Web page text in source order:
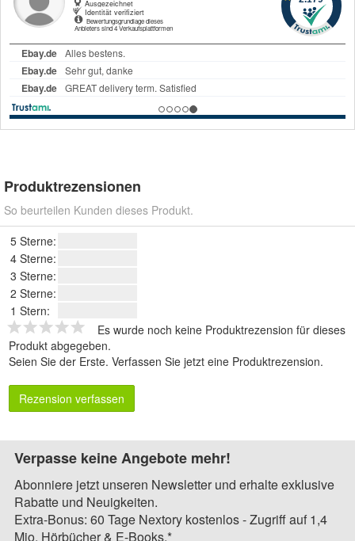
Produktrezensionen
So beurteilen Kunden dieses Produkt.
5 Sterne:
4 Sterne:
3 Sterne:
2 Sterne:
1 Stern:
Es wurde noch keine Produktrezension für dieses
Produkt abgegeben.
Seien Sie der Erste. Verfassen Sie jetzt eine Produktrezension.
Rezension verfassen
Verpasse keine Angebote mehr!
Abonniere jetzt unseren Newsletter und erhalte exklusive
Rabatte und Neuigkeiten.
Extra-Bonus: 60 Tage Nextory kostenlos - Zugriff auf 1,4
Mio. Hörbücher & E-Books.*